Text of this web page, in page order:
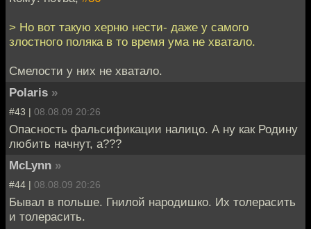
> Но вот такую херню нести- даже у самого
злостного поляка в то время ума не хватало.
Смелости у них не хватало.
Polaris »
#43 | 08.08.09 20:26
Опасность фальсификации налицо. А ну как Родину
любить начнут, а???
McLynn »
#44 | 08.08.09 20:26
Бывал в польше. Гнилой народишко. Их толерасить
и толерасить.